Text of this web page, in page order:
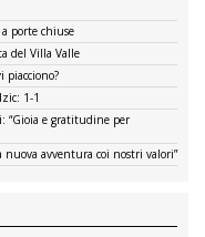
a porte chiuse
del Villa Valle
piacciono?
1-1
“Gioia e gratitudine per
nuova avventura coi nostri valori”